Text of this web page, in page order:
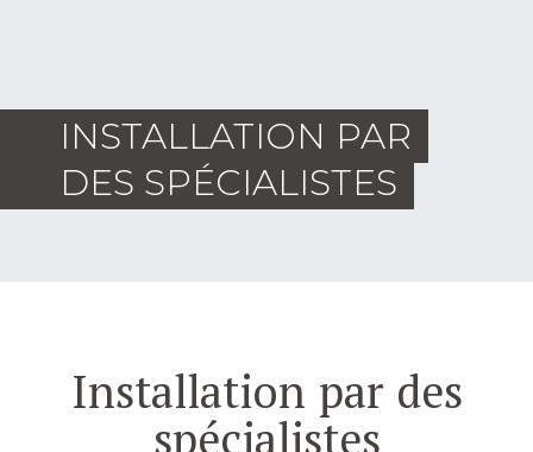
INSTALLATION PAR
DES SPÉCIALISTES
Installation par des
spécialistes